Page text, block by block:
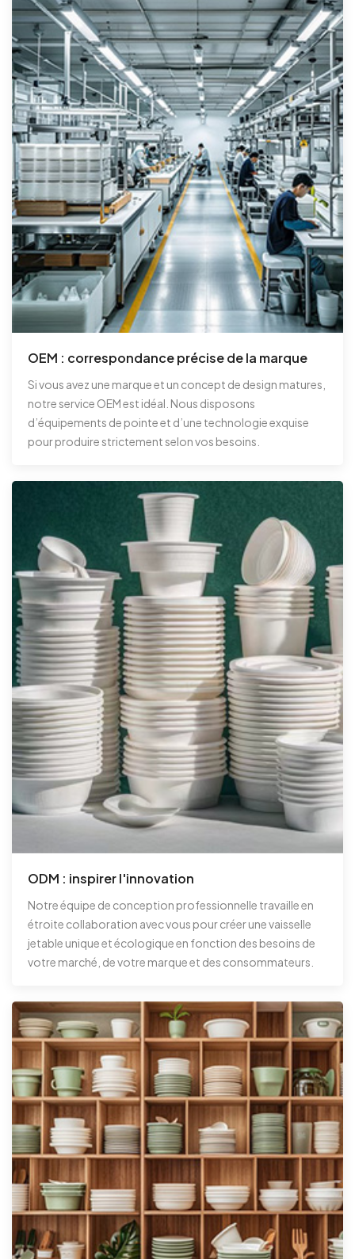
OEM : correspondance précise de la marque
Si vous avez une marque et un concept de design matures,
notre service OEM est idéal. Nous disposons
d’équipements de pointe et d’une technologie exquise
pour produire strictement selon vos besoins.
ODM : inspirer l'innovation
Notre équipe de conception professionnelle travaille en
étroite collaboration avec vous pour créer une vaisselle
jetable unique et écologique en fonction des besoins de
votre marché, de votre marque et des consommateurs.